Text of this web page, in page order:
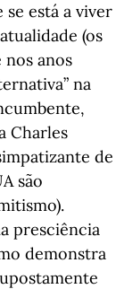
se está a viver
(os
anos
na
Charles
de
são
presciência
demonstra